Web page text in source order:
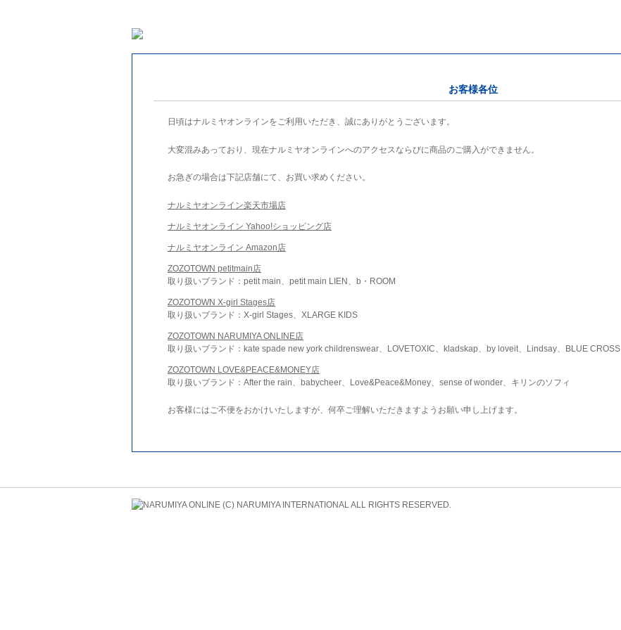
お客様各位
日頃はナルミヤオンラインをご利用いただき、誠にありがとうございます。
大変混みあっており、現在ナルミヤオンラインへのアクセスならびに商品のご購入ができません。
お急ぎの場合は下記店舗にて、お買い求めください。
ナルミヤオンライン楽天市場店
ナルミヤオンライン Yahoo!ショッピング店
ナルミヤオンライン Amazon店
ZOZOTOWN petitmain店
取り扱いブランド：petit main、petit main LIEN、b・ROOM
ZOZOTOWN X-girl Stages店
取り扱いブランド：X-girl Stages、XLARGE KIDS
ZOZOTOWN NARUMIYA ONLINE店
取り扱いブランド：kate spade new york childrenswear、LOVETOXIC、kladskap、by loveit、Lindsay、BLUE CROSS
ZOZOTOWN LOVE&PEACE&MONEY店
取り扱いブランド：After the rain、babycheer、Love&Peace&Money、sense of wonder、キリンのソフィ
お客様にはご不便をおかけいたしますが、何卒ご理解いただきますようお願い申し上げます。